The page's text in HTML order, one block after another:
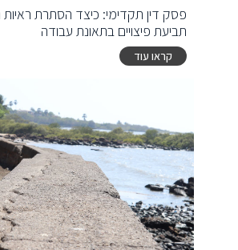
פסק דין תקדימי: כיצד הסתרת ראיות
תביעת פיצויים בתאונת עבודה
קראו עוד